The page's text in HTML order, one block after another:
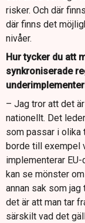
risker. Och där
där finns det
nivåer.
Hur tycker du att
synkroniserade
– Jag tror att det
nationellt. Det
som passar i olika
borde till exempel
implementerar
kan se mönster
annan sak som
det är att man tar
särskilt vad det